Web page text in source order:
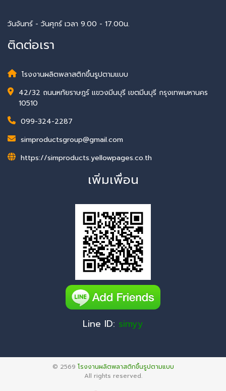
วันจันทร์ - วันศุกร์ เวลา 9.00 - 17.00น.
ติดต่อเรา
โรงงานผลิตพลาสติกขึ้นรูปตามแบบ
42/32 ถนนหทัยราษฎร์ แขวงมีนบุรี เขตมีนบุรี กรุงเทพมหานคร
10510
099-324-2287
simproductsgroup@gmail.com
https://simproducts.yellowpages.co.th
เพิ่มเพื่อน
Line ID: simyy
© 2569 โรงงานผลิตพลาสติกขึ้นรูปตามแบบ
All rights reserved.